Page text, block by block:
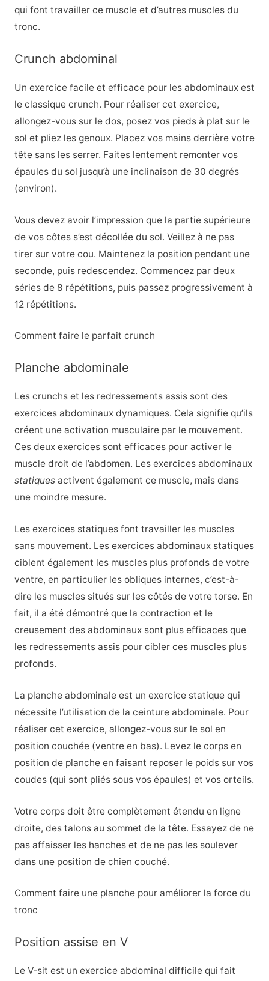
qui font travailler ce muscle et d’autres muscles du
tronc.
Crunch abdominal
Un exercice facile et efficace pour les abdominaux est
le classique crunch. Pour réaliser cet exercice,
allongez-vous sur le dos, posez vos pieds à plat sur le
sol et pliez les genoux. Placez vos mains derrière votre
tête sans les serrer. Faites lentement remonter vos
épaules du sol jusqu’à une inclinaison de 30 degrés
(environ).
Vous devez avoir l’impression que la partie supérieure
de vos côtes s’est décollée du sol. Veillez à ne pas
tirer sur votre cou. Maintenez la position pendant une
seconde, puis redescendez. Commencez par deux
séries de 8 répétitions, puis passez progressivement à
12 répétitions.
Comment faire le parfait crunch
Planche abdominale
Les crunchs et les redressements assis sont des
exercices abdominaux dynamiques. Cela signifie qu’ils
créent une activation musculaire par le mouvement.
Ces deux exercices sont efficaces pour activer le
muscle droit de l’abdomen. Les exercices abdominaux
statiquesactivent également ce muscle, mais dans
une moindre mesure.
Les exercices statiques font travailler les muscles
sans mouvement. Les exercices abdominaux statiques
ciblent également les muscles plus profonds de votre
ventre, en particulier les obliques internes, c’est-à-
dire les muscles situés sur les côtés de votre torse. En
fait, il a été démontré que la contraction et le
creusement des abdominaux sont plus efficaces que
les redressements assis pour cibler ces muscles plus
profonds.
La planche abdominale est un exercice statique qui
nécessite l’utilisation de la ceinture abdominale. Pour
réaliser cet exercice, allongez-vous sur le sol en
position couchée (ventre en bas). Levez le corps en
position de planche en faisant reposer le poids sur vos
coudes (qui sont pliés sous vos épaules) et vos orteils.
Votre corps doit être complètement étendu en ligne
droite, des talons au sommet de la tête. Essayez de ne
pas affaisser les hanches et de ne pas les soulever
dans une position de chien couché.
Comment faire une planche pour améliorer la force du
tronc
Position assise en V
Le V-sit est un exercice abdominal difficile qui fait